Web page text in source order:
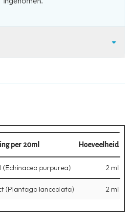
per 20ml Hoeveelheid
(Echinacea purpurea) 2 ml
(Plantago lanceolata) 2 ml